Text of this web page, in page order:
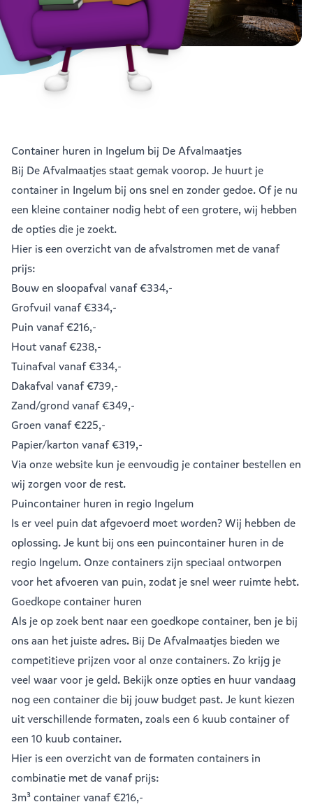
Container huren in Ingelum bij De Afvalmaatjes
Bij De Afvalmaatjes staat gemak voorop. Je huurt je
container in Ingelum bij ons snel en zonder gedoe. Of je nu
een kleine container nodig hebt of een grotere, wij hebben
de opties die je zoekt.
Hier is een overzicht van de afvalstromen met de vanaf
prijs:
Bouw en sloopafval vanaf €334,-
Grofvuil vanaf €334,-
Puin vanaf €216,-
Houtvanaf €238,-
Tuinafval vanaf €334,-
Dakafval vanaf €739,-
Zand/grondvanaf €349,-
Groen vanaf €225,-
Papier/karton vanaf €319,-
Via onze website kun je eenvoudig jecontainer bestellen en
wij zorgen voor de rest.
Puincontainer huren in regio Ingelum
Is er veel puin dat afgevoerd moet worden? Wij hebben de
oplossing. Je kunt bij ons een puincontainer huren in de
regio Ingelum. Onze containers zijn speciaal ontworpen
voor het afvoeren van puin, zodat je snel weer ruimte hebt.
Goedkope container huren
Als je op zoek bent naar een goedkope container, ben je bij
ons aan het juiste adres. Bij De Afvalmaatjes bieden we
competitieve prijzen voor al onze containers. Zo krijg je
veel waar voor je geld. Bekijk onze opties en huur vandaag
nog een container die bij jouw budget past. Je kunt kiezen
uit verschillende formaten, zoals een 6 kuub containerof
een 10 kuub container.
Hier is een overzicht van de formaten containers in
combinatie met de vanaf prijs:
3m³ containervanaf €216,-